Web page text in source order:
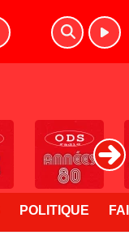
POLITIQUE